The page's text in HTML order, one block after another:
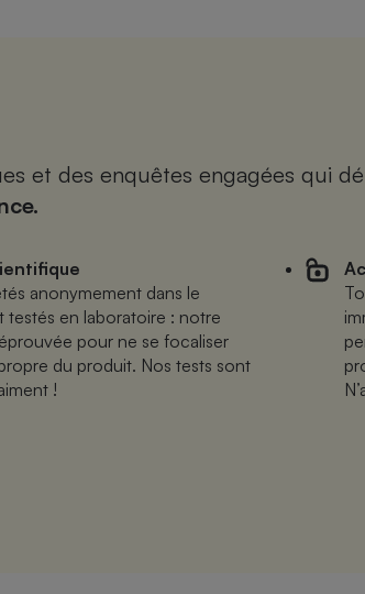
et des enquêtes engagées qui
anonymement dans le
testés en laboratoire : notre
pour ne se focaliser
du produit. Nos tests sont
!